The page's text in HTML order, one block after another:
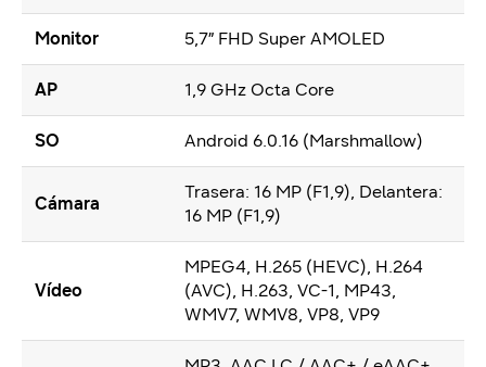
Monitor 5,7” FHD Super AMOLED
AP 1,9 GHz Octa Core
SO Android 6.0.16 (Marshmallow)
Cámara
Trasera: 16 MP (F1,9), Delantera:
16 MP (F1,9)
Vídeo
MPEG4, H.265 (HEVC), H.264
(AVC), H.263, VC-1, MP43,
WMV7, WMV8, VP8, VP9